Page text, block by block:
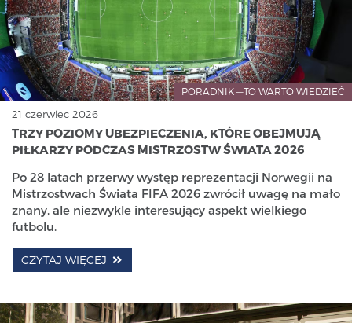
PORADNIK —TO WARTO WIEDZIEĆ
21 czerwiec 2026
TRZY POZIOMY UBEZPIECZENIA, KTÓRE OBEJMUJĄ
PIŁKARZY PODCZAS MISTRZOSTW ŚWIATA 2026
Po 28 latach przerwy występ reprezentacji Norwegii na
Mistrzostwach Świata FIFA 2026 zwrócił uwagę na mało
znany, ale niezwykle interesujący aspekt wielkiego
futbolu.
CZYTAJ WIĘCEJ